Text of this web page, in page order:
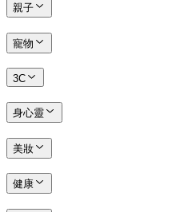
親子
寵物
3C
身心靈
美妝
健康